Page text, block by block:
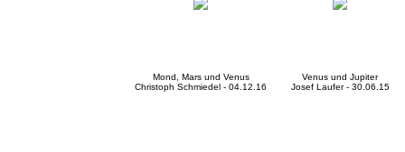
Mond, Mars und Venus
Christoph Schmiedel - 04.12.16
Venus und Jupiter
Josef Laufer - 30.06.15